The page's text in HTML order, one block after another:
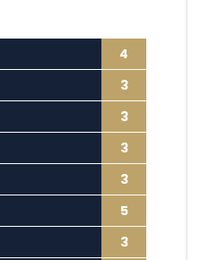
4
3
3
3
3
5
3